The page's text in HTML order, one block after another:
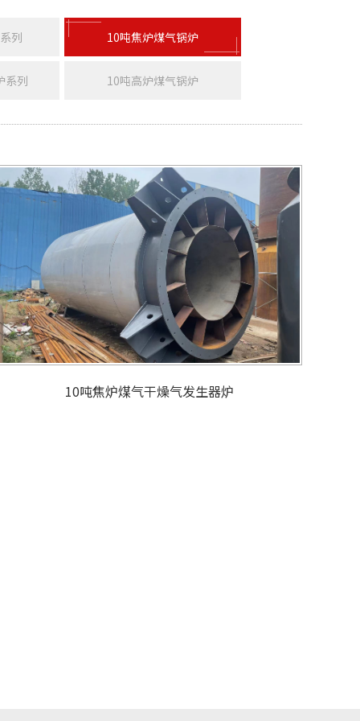
列 10吨焦炉煤气锅炉
系列 10吨高炉煤气锅炉
10吨焦炉煤气干燥气发生器炉